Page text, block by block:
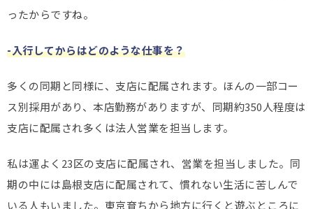
ったからですね。
-入行してからはどのような仕事を？
多くの同期と同様に、支店に配属されます。ほんの一部コー
ス別採用があり、本店勤務がありますが、同期約350人程度は
支店に配属され多くは法人営業を担当します。
私は運よく23区の支店に配属され、営業を担当しました。同
期の中には島根支店に配属されて、慣れない生活に苦しんで
いる人もいました。東京育ちから地方に行くと遊ぶところに